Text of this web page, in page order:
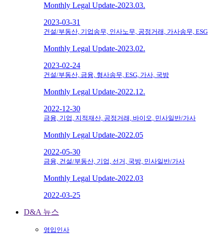
Monthly Legal Update-2023.03.
2023-03-31
건설/부동산, 기업송무, 인사노무, 공정거래, 가사송무, ESG
Monthly Legal Update-2023.02.
2023-02-24
건설/부동산, 금융, 형사송무, ESG, 가사, 국방
Monthly Legal Update-2022.12.
2022-12-30
금융, 기업, 지적재산, 공정거래, 바이오, 민사일반/가사
Monthly Legal Update-2022.05
2022-05-30
금융, 건설/부동산, 기업, 선거, 국방, 민사일반/가사
Monthly Legal Update-2022.03
2022-03-25
D&A 뉴스
영입인사